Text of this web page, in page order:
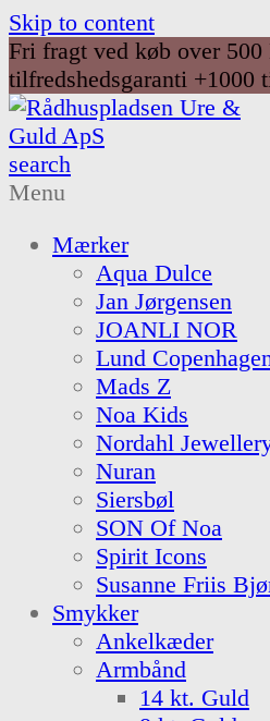
Skip to content
Fri fragt ved køb over
tilfredshedsgaranti +1000
search
Menu
Mærker
Aqua Dulce
Jan Jørgensen
JOANLI NOR
Lund
Mads Z
Noa Kids
Nordahl
Nuran
Siersbøl
SON Of Noa
Spirit Icons
Susanne Friis
Smykker
Ankelkæder
Armbånd
14 kt. Guld